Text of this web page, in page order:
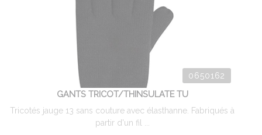
0650162
GANTS TRICOT/THINSULATE TU
Tricotés jauge 13 sans couture avec élasthanne. Fabriqués à
partir d'un fil ...